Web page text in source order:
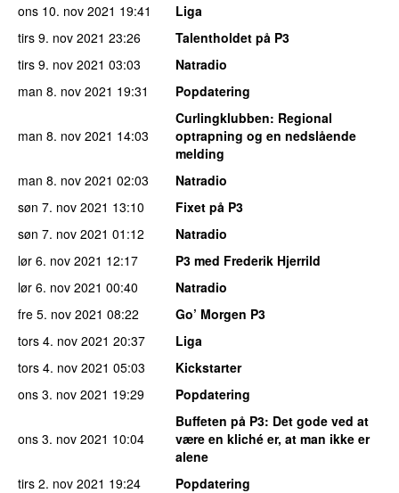
ons 10. nov 2021 19:41
Liga
tirs 9. nov 2021 23:26
Talentholdet på P3
tirs 9. nov 2021 03:03
Natradio
man 8. nov 2021 19:31 Popdatering
man 8. nov 2021 14:03
Curlingklubben: Regional
optrapning og en nedslående
melding
man 8. nov 2021 02:03
Natradio
søn 7. nov 2021 13:10
Fixet på P3
søn 7. nov 2021 01:12
Natradio
lør 6. nov 2021 12:17
P3 med Frederik Hjerrild
lør 6. nov 2021 00:40
Natradio
fre 5. nov 2021 08:22
Go’ Morgen P3
tors 4. nov 2021 20:37
Liga
tors 4. nov 2021 05:03
Kickstarter
ons 3. nov 2021 19:29 Popdatering
ons 3. nov 2021 10:04
Buffeten på P3: Det gode ved at
være en kliché er, at man ikke er
alene
tirs 2. nov 2021 19:24
Popdatering